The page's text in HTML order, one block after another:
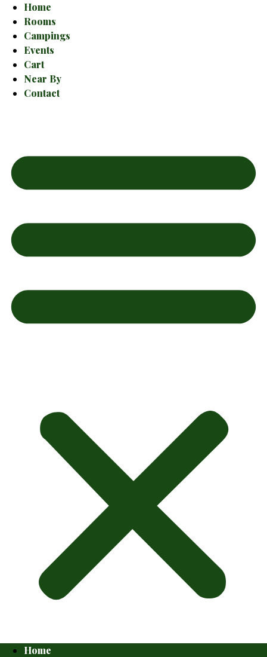
Home
Rooms
Campings
Events
Cart
Near By
Contact
Home